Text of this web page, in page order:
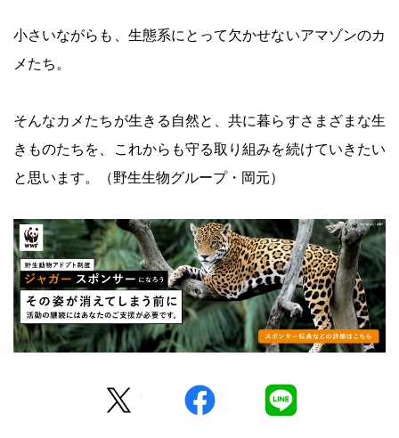
小さいながらも、生態系にとって欠かせないアマゾンのカ
メたち。
そんなカメたちが生きる自然と、共に暮らすさまざまな生
きものたちを、これからも守る取り組みを続けていきたい
と思います。（野生生物グループ・岡元）
facebook